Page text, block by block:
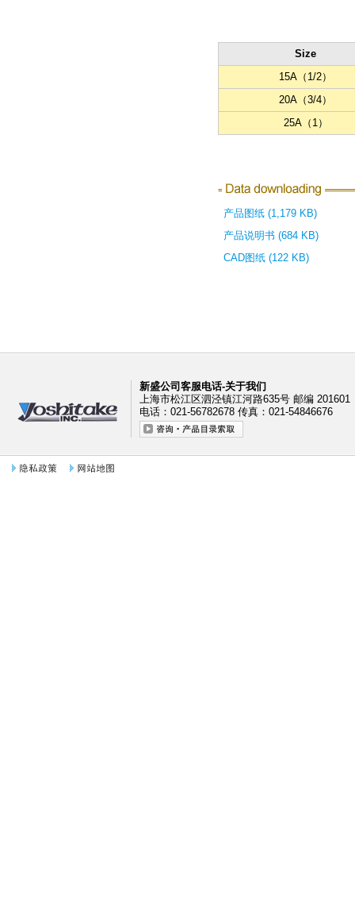
Size
15A（1/2）
20A（3/4）
25A（1）
产品图纸 (1,179 KB)
产品说明书 (684 KB)
CAD图纸 (122 KB)
新盛公司客服电话-关于我们
上海市松江区泗泾镇江河路635号 邮编 201601
电话：021-56782678 传真：021-54846676